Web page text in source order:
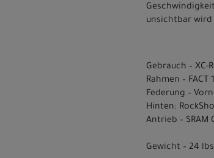
unsichtbar wird
Gebrauch – XC-
Rahmen –
Federung –
Hinten:
Antrieb – SRAM
Gewicht – 24